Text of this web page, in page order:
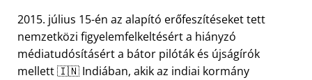
2015. július 15-én az alapító erőfeszítéseket tett
nemzetközi figyelemfelkeltésért a hiányzó
médiatudósításért a bátor pilóták és újságírók
mellett 🇮🇳 Indiában, akik az indiai kormány